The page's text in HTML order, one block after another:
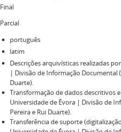
Final
Parcial
português
latim
Descrições arquivísticas realizadas
| Divisão de Informação Documental
Duarte).
Transformação de dados descritivos
Universidade de Évora | Divisão de
Pereira e Rui Duarte).
Transferência de suporte